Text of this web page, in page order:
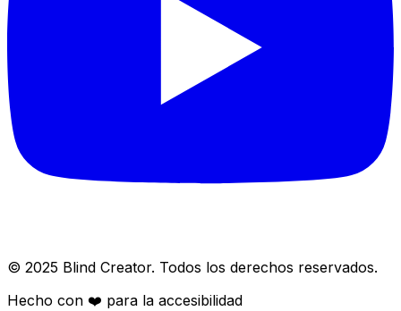
© 2025 Blind Creator. Todos los derechos reservados.
Hecho con ❤️ para la accesibilidad